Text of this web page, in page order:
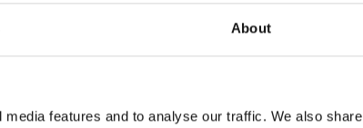
About
features and to analyse our traffic. We also share